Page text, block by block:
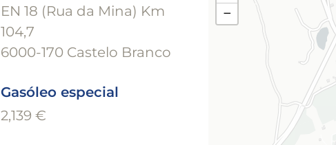
EN 18 (Rua da Mina) Km
104,7
6000-170 Castelo Branco
Gasóleo especial
2,139 €
−